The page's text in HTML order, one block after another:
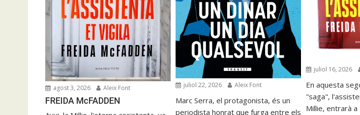
agost 3, 2026 Aleix Font
FREIDA McFADDEN
juliol 22, 2026 Aleix Font
Marc Serra, el protagonista, és un
periodista honrat que furga entre els
juliol 16, 2026
En aquesta
"saga",
Millie, entrarà a